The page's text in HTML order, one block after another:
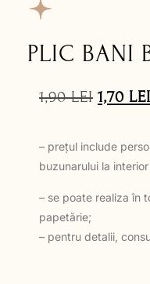
PLIC BANI
1,90LEI 1,70 LEI
– prețul include
buzunarului la
– se poate realiza în
papetărie;
– pentru detalii,